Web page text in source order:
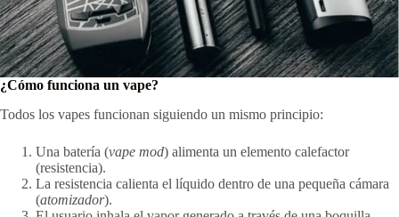
¿Cómo funciona un vape?
Todos los vapes funcionan siguiendo un mismo principio:
Una batería (vape mod) alimenta un elemento calefactor
(resistencia).
La resistencia calienta el líquido dentro de una pequeña cámara
(atomizador).